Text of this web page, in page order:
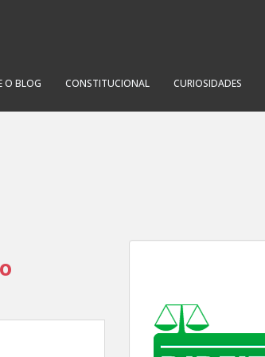
O BLOG CONSTITUCIONAL CURIOSIDADES